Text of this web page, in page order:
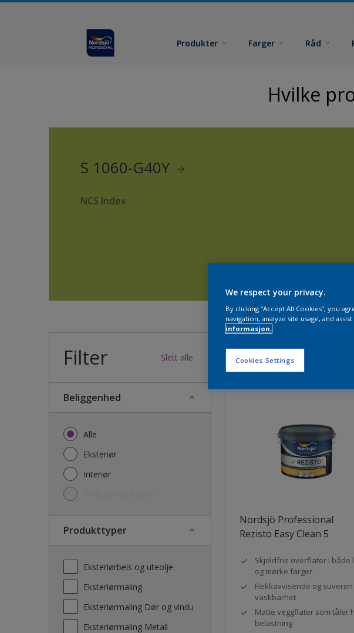
Produkter Farger Råd
Hvilke
S 1060-G40Y
NCS Index
Filter Slett alle
Beliggenhed
Alle
Eksteriør
Interiør
Produkttyper
Eksteriørbeis og uteolje
Eksteriørmaling
Eksteriørmaling Dør og vindu
Eksteriørmaling Metall
32produkter funnet
Nordsjö Professional
Rezisto Easy Clean 5
Skjoldfrie overflater i både
og mørke farger
Flekkavvisende og suveren
vaskbarhet
Matte veggflater som tåler
belastning
We respect your privacy.
By clicking “Accept All Cookies”, you
navigation, analyze site usage, and
informasjon.
Cookies Settings